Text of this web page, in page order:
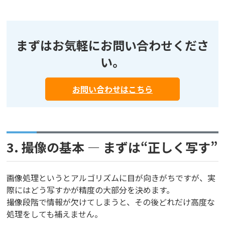
まずはお気軽にお問い合わせくださ
い。
お問い合わせはこちら
3. 撮像の基本 ― まずは“正しく写す”
画像処理というとアルゴリズムに目が向きがちですが、実
際にはどう写すかが精度の大部分を決めます。
撮像段階で情報が欠けてしまうと、その後どれだけ高度な
処理をしても補えません。